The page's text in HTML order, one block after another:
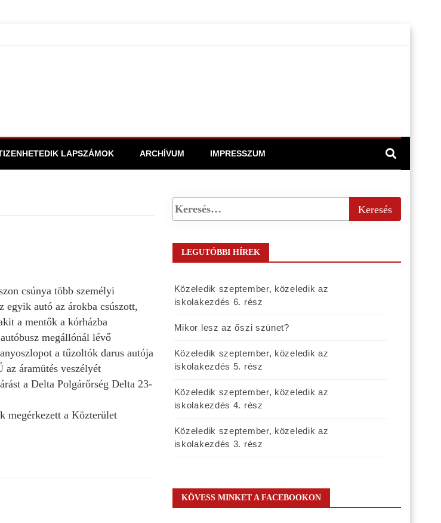
LAPSZÁMOK ARCHÍVUM IMPRESSZUM
csúnya több személyi
egyik autó az árokba csúszott,
a mentők a kórházba
megállónál lévő
a tűzoltók darus autója
áramütés veszélyét
a Delta Polgárőrség Delta 23-
megérkezett a Közterület
LEGUTÓBBI HÍREK
Közeledik szeptember, közeledik az
iskolakezdés 6. rész
Mikor lesz az őszi szünet?
Közeledik szeptember, közeledik az
iskolakezdés 5. rész
Közeledik szeptember, közeledik az
iskolakezdés 4. rész
Közeledik szeptember, közeledik az
iskolakezdés 3. rész
KÖVESS MINKET A FACEBOOKON